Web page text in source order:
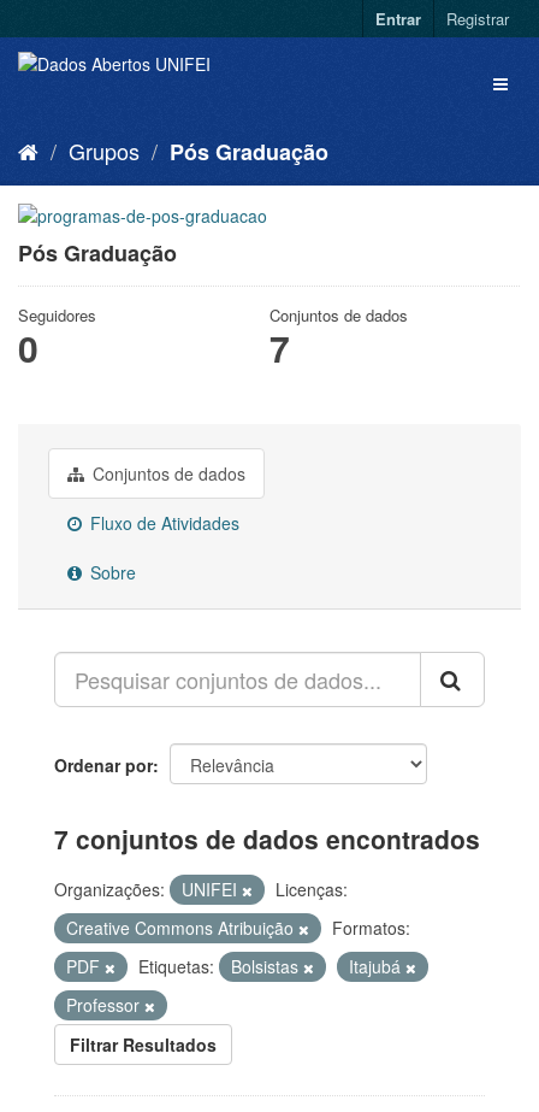
Entrar Registrar
Grupos Pós Graduação
Pós Graduação
Seguidores
0
Conjuntos de dados
7
Conjuntos de dados
Fluxo de Atividades
Sobre
Ordenar por
7 conjuntos de dados encontrados
Organizações: UNIFEI
Licenças:
Creative Commons Atribuição
Formatos:
PDF
Etiquetas: Bolsistas
Itajubá
Professor
Filtrar Resultados